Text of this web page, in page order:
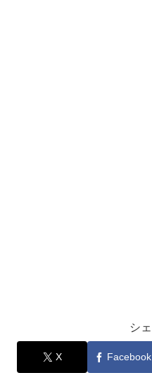
シ
X Facebook